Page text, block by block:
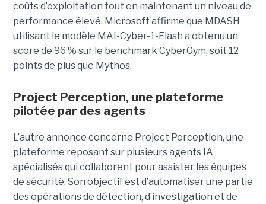
coûts d’exploitation tout en maintenant un niveau de
performance élevé. Microsoft affirme que MDASH
utilisant le modèle MAI-Cyber-1-Flash a obtenu un
score de 96 % sur le benchmark CyberGym, soit 12
points de plus que Mythos.
Project Perception, une plateforme
pilotée par des agents
L’autre annonce concerne Project Perception, une
plateforme reposant sur plusieurs agents IA
spécialisés qui collaborent pour assister les équipes
de sécurité. Son objectif est d’automatiser une partie
des opérations de détection, d’investigation et de